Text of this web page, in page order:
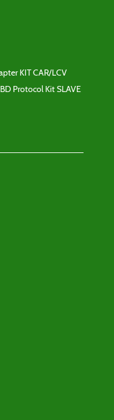
KIT CAR/LCV
Protocol Kit SLAVE